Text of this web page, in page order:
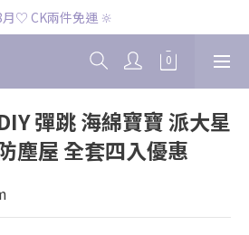
月♡ CK兩件免運 🔆
月♡ CK兩件免運 🔆
♡ 官網滿2000即免運 🔆
♡ CK兩件免運 🔆
彈跳 海綿寶寶 派大星
塵屋 全套四入優惠